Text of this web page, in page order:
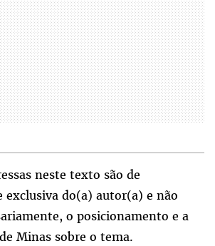
neste texto são de
exclusiva do(a) autor(a) e não
o posicionamento e a
Minas sobre o tema.